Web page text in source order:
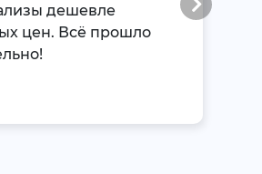
дешевле
цен. Всё прошло